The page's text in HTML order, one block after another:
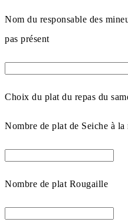
Nom du responsable des
pas présent
Choix du plat du repas du
Nombre de plat de Seiche à
Nombre de plat Rougaille